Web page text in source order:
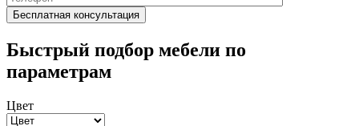
Быстрый подбор мебели по
параметрам
Цвет